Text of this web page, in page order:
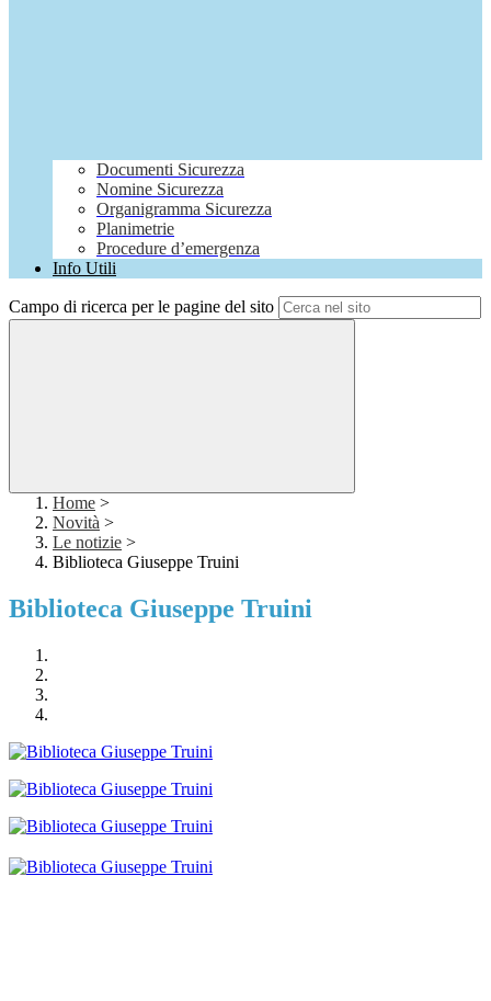
Documenti Sicurezza
Nomine Sicurezza
Organigramma Sicurezza
Planimetrie
Procedure d’emergenza
Info Utili
Campo di ricerca per le pagine del sito
Home >
Novità >
Le notizie >
Biblioteca Giuseppe Truini
Biblioteca Giuseppe Truini